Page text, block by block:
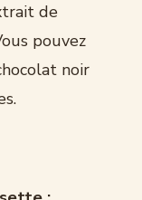
de
pouvez
noir